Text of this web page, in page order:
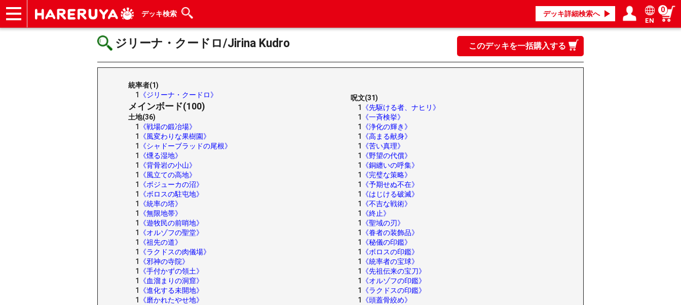
デッキ検索 デッキ詳細検索へ
ログイン／会員登録
マイページ
EN
0
ジリーナ・クードロ/Jirina Kudro このデッキを一括購入する
統率者(1)
1
《ジリーナ・クードロ》
メインボード(100)
土地(36)
1
《戦場の鍛冶場》
1
《風変わりな果樹園》
1
《シャドーブラッドの尾根》
1
《燻る湿地》
1
《背骨岩の小山》
1
《風立ての高地》
1
《ボジューカの沼》
1
《ボロスの駐屯地》
1
《統率の塔》
1
《無限地帯》
1
《遊牧民の前哨地》
1
《オルゾフの聖堂》
1
《祖先の道》
1
《ラクドスの肉儀場》
1
《邪神の寺院》
1
《手付かずの領土》
1
《血溜まりの洞窟》
1
《進化する未開地》
1
《磨かれたやせ地》
呪文(31)
1
《先駆ける者、ナヒリ》
1
《一斉検挙》
1
《浄化の輝き》
1
《高まる献身》
1
《苦い真理》
1
《野望の代償》
1
《銅纏いの呼集》
1
《完璧な策略》
1
《予期せぬ不在》
1
《はじける破滅》
1
《不吉な戦術》
1
《終止》
1
《聖域の刃》
1
《眷者の装飾品》
1
《秘儀の印鑑》
1
《ボロスの印鑑》
1
《統率者の宝球》
1
《先祖伝来の宝刀》
1
《オルゾフの印鑑》
1
《ラクドスの印鑑》
1
《頭蓋骨絞め》